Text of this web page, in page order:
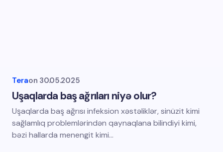
Teraon 30.05.2025
Uşaqlarda baş ağrıları niyə olur?
Uşaqlarda baş ağrısı infeksion xəstəliklər, sinüzit kimi
sağlamlıq problemlərindən qaynaqlana bilindiyi kimi,
bəzi hallarda menengit kimi…